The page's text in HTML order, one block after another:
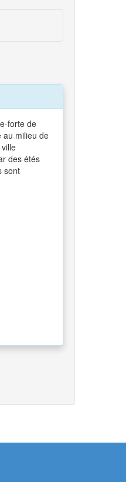
forte de
au milieu de
des étés
sont